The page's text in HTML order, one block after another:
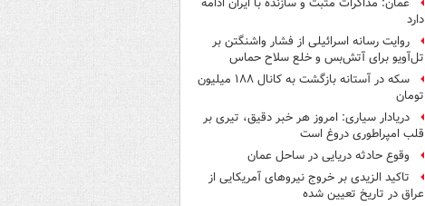
عمان: مذاکرات مثبت و سازنده با ایران ادامه
دارد
روایت رسانه اسرائیلی از فشار واشنگتن بر
تل‌آویو برای آتش‌بس و خلع سلاح حماس
سکه در آستانه بازگشت به کانال ۱۸۸ میلیون
تومان
دریادار سیاری: امروز هر خبر دقیق، تیری بر
قلب امپراطوری دروغ است
وقوع حادثه دریایی در ساحل عمان
تاکید الزیدی بر خروج نیروهای آمریکایی از
عراق در تاریخ تعیین شده